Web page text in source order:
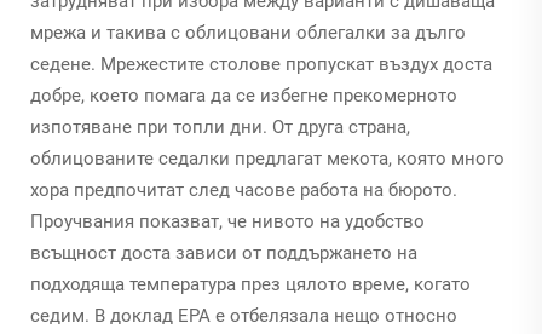
мрежа и такива с облицовани облегалки за дълго
седене. Мрежестите столове пропускат въздух доста
добре, което помага да се избегне прекомерното
изпотяване при топли дни. От друга страна,
облицованите седалки предлагат мекота, която много
хора предпочитат след часове работа на бюрото.
Проучвания показват, че нивото на удобство
всъщност доста зависи от поддържането на
подходяща температура през цялото време, когато
седим. В доклад EPA е отбелязала нещо относно